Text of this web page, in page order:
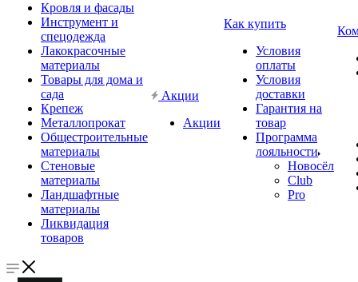
Кровля и фасады
Инструмент и
спецодежда
Лакокрасочные
материалы
Товары для дома и
сада
Крепеж
Металлопрокат
Общестроительные
материалы
Стеновые
материалы
Ландшафтные
материалы
Ликвидация
товаров
Акции
Акции
Как купить
Условия
оплаты
Условия
доставки
Гарантия на
товар
Программа
лояльности
Новосёл
Club
Pro